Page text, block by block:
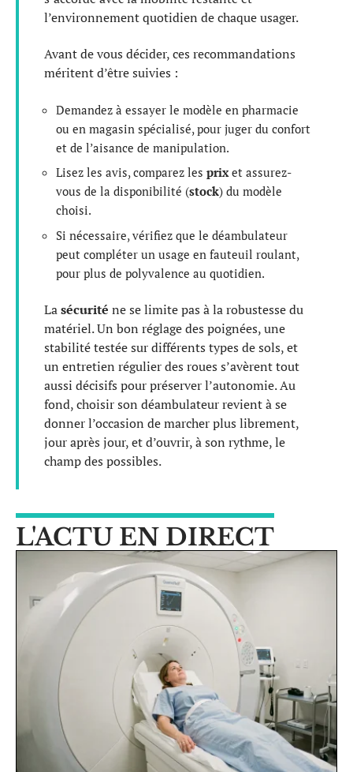
l’environnement quotidien de chaque usager.
Avant de vous décider, ces recommandations
méritent d’être suivies :
Demandez à essayer le modèle en pharmacie
ou en magasin spécialisé, pour juger du confort
et de l’aisance de manipulation.
Lisez les avis, comparez les prixet assurez-
vous de la disponibilité (stock) du modèle
choisi.
Si nécessaire, vérifiez que le déambulateur
peut compléter un usage en fauteuil roulant,
pour plus de polyvalence au quotidien.
Lasécurité ne se limite pas à la robustesse du
matériel. Un bon réglage des poignées, une
stabilité testée sur différents types de sols, et
un entretien régulier des roues s’avèrent tout
aussi décisifs pour préserver l’autonomie. Au
fond, choisir son déambulateur revient à se
donner l’occasion de marcher plus librement,
jour après jour, et d’ouvrir, à son rythme, le
champ des possibles.
L'ACTU EN DIRECT